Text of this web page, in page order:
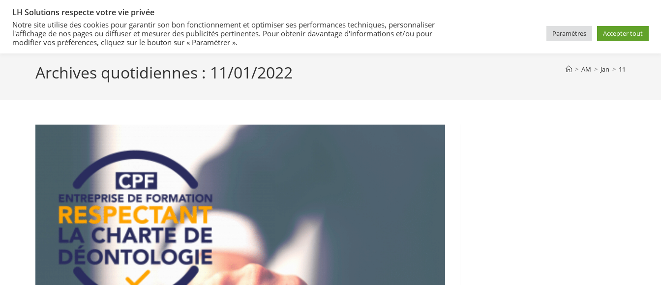
LH Solutions LH Solutions Organisme de formations Actualités Formation professionnelle Nous contacter
Archives quotidiennes : 11/01/2022 > AM > Jan > 11
LH Solutions respecte votre vie privée
Notre site utilise des cookies pour garantir son bon fonctionnement et optimiser ses performances techniques, personnaliser
l'affichage de nos pages ou diffuser et mesurer des publicités pertinentes. Pour obtenir davantage d'informations et/ou pour
modifier vos préférences, cliquez sur le bouton sur « Paramétrer ».
Paramètres Accepter tout